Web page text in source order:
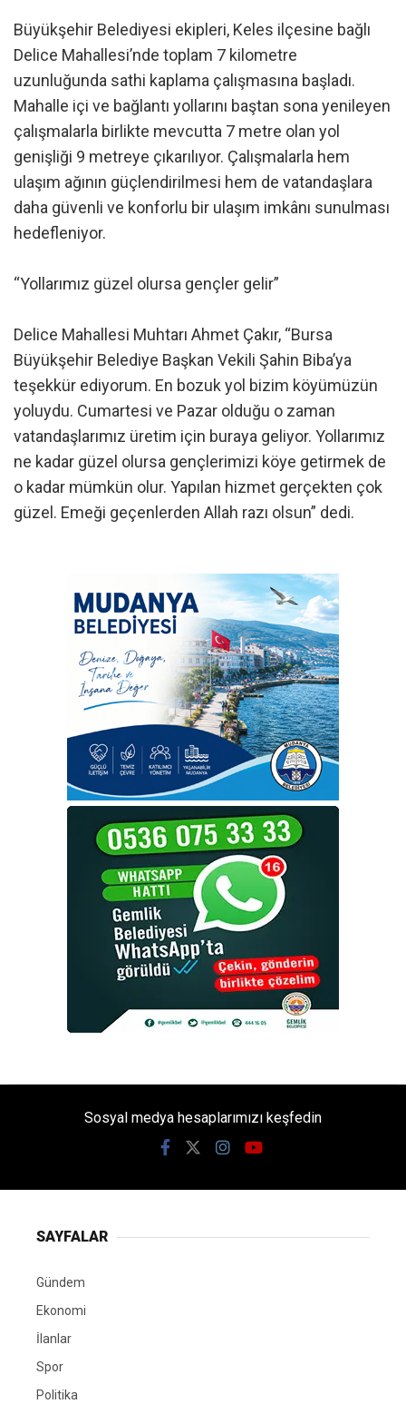
Büyükşehir Belediyesi ekipleri, Keles ilçesine bağlı
Delice Mahallesi’nde toplam 7 kilometre
uzunluğunda sathi kaplama çalışmasına başladı.
Mahalle içi ve bağlantı yollarını baştan sona yenileyen
çalışmalarla birlikte mevcutta 7 metre olan yol
genişliği 9 metreye çıkarılıyor. Çalışmalarla hem
ulaşım ağının güçlendirilmesi hem de vatandaşlara
daha güvenli ve konforlu bir ulaşım imkânı sunulması
hedefleniyor.
“Yollarımız güzel olursa gençler gelir”
Delice Mahallesi Muhtarı Ahmet Çakır, “Bursa
Büyükşehir Belediye Başkan Vekili Şahin Biba’ya
teşekkür ediyorum. En bozuk yol bizim köyümüzün
yoluydu. Cumartesi ve Pazar olduğu o zaman
vatandaşlarımız üretim için buraya geliyor. Yollarımız
ne kadar güzel olursa gençlerimizi köye getirmek de
o kadar mümkün olur. Yapılan hizmet gerçekten çok
güzel. Emeği geçenlerden Allah razı olsun” dedi.
Sosyal medya hesaplarımızı keşfedin
SAYFALAR
Gündem
Ekonomi
İlanlar
Spor
Politika